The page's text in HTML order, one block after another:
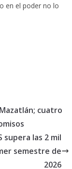
en el poder no lo
cuatro
supera las 2 mil
semestre de
2026